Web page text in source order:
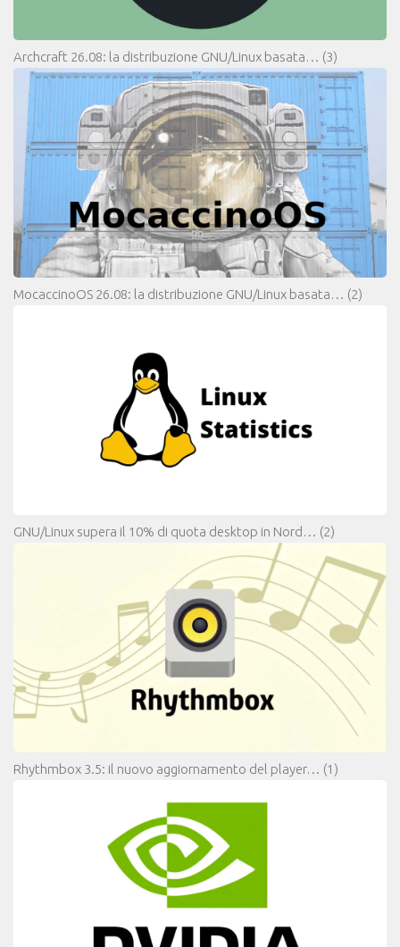
Archcraft 26.08: la distribuzione GNU/Linux basata… (3)
MocaccinoOS 26.08: la distribuzione GNU/Linux basata… (2)
GNU/Linux supera il 10% di quota desktop in Nord… (2)
Rhythmbox 3.5: il nuovo aggiornamento del player… (1)